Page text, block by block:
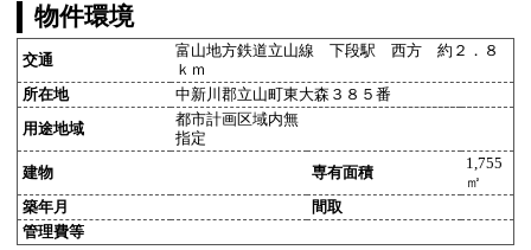
物件環境
交通
富山地方鉄道立山線 下段駅 西方 約２．８
ｋｍ
所在地
中新川郡立山町東大森３８５番
用途地域
都市計画区域内無
指定
建物 専有面積
1,755
㎡
築年月
間取
管理費等